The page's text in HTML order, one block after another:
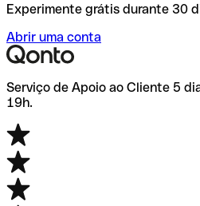
Experimente grátis durante 30
Abrir uma conta
Serviço de Apoio ao Cliente 5
19h.